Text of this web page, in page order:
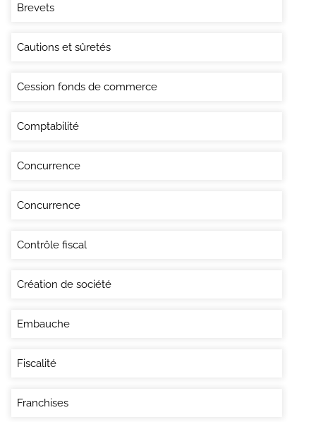
Brevets
Cautions et sûretés
Cession fonds de commerce
Comptabilité
Concurrence
Concurrence
Contrôle fiscal
Création de société
Embauche
Fiscalité
Franchises